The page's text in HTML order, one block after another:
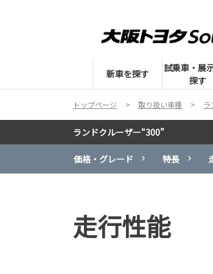
新車を探す
試乗車・展
探す
トップページ 取り扱い車種
ランドクルーザー“300”
価格・グレード 特長
走行性能